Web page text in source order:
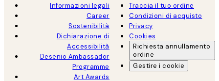
Informazioni legali
Career
Sostenibilità
Dichiarazione di
Accessibilità
Desenio Ambassador
Programme
Art Awards
Traccia il tuo ordine
Condizioni di acquisto
Privacy
Cookies
Richiesta annullamento
ordine
Gestire i cookie